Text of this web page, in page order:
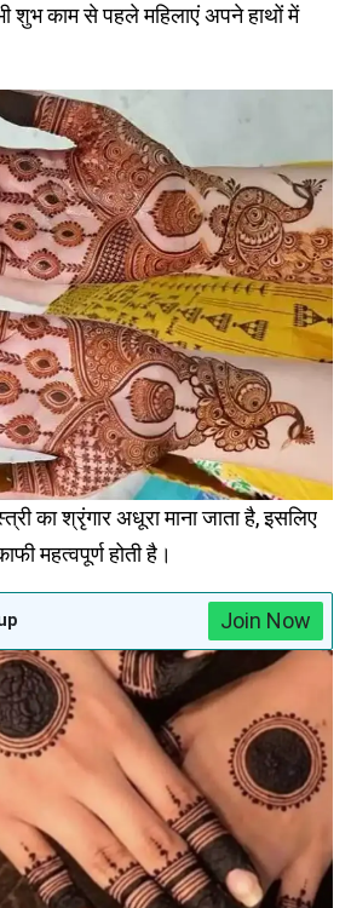
शुभ काम से पहले महिलाएं अपने हाथों में
का श्रृंगार अधूरा माना जाता है, इसलिए
महत्वपूर्ण होती है।
Join Now